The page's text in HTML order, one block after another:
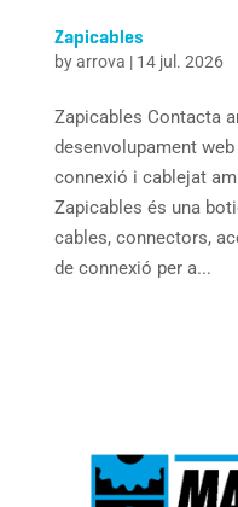
Zapicables
byarrova | 14 jul. 2026
Zapicables Contacta
desenvolupament
connexió i cablejat
Zapicables és una
cables, connectors,
de connexió per a...